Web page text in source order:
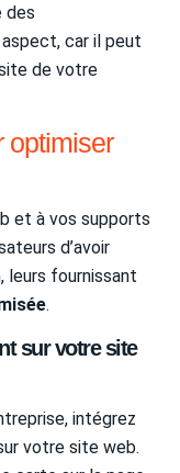
des
car il peut
de votre
optimiser
et à vos supports
d’avoir
leurs fournissant
.
sur votre site
intégrez
votre site web.